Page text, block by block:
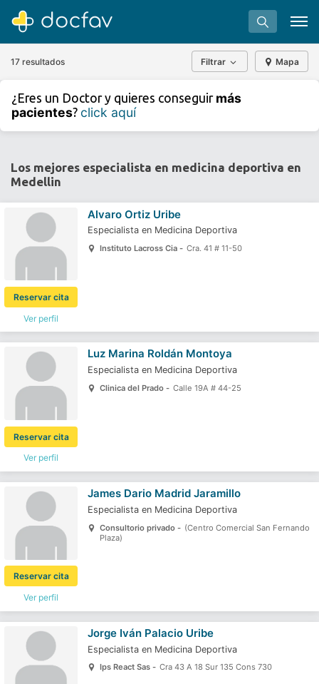
Buscar
¿Eres un doctor?
17 resultados Filtrar Mapa
¿Eres un Doctor y quieres conseguir más
pacientes? click aquí
Los mejores especialista en medicina deportiva en
Medellin
Ver perfil
Reservar cita
Alvaro Ortiz Uribe
Especialista en Medicina Deportiva
Instituto Lacross Cia - Cra. 41 # 11-50
Ver perfil
Reservar cita
Luz Marina Roldán Montoya
Especialista en Medicina Deportiva
Clinica del Prado - Calle 19A # 44-25
Ver perfil
Reservar cita
James Dario Madrid Jaramillo
Especialista en Medicina Deportiva
Consultorio privado - (Centro Comercial San Fernando
Plaza)
Jorge Iván Palacio Uribe
Especialista en Medicina Deportiva
Ips React Sas - Cra 43 A 18 Sur 135 Cons 730
⇧
©
contributors.